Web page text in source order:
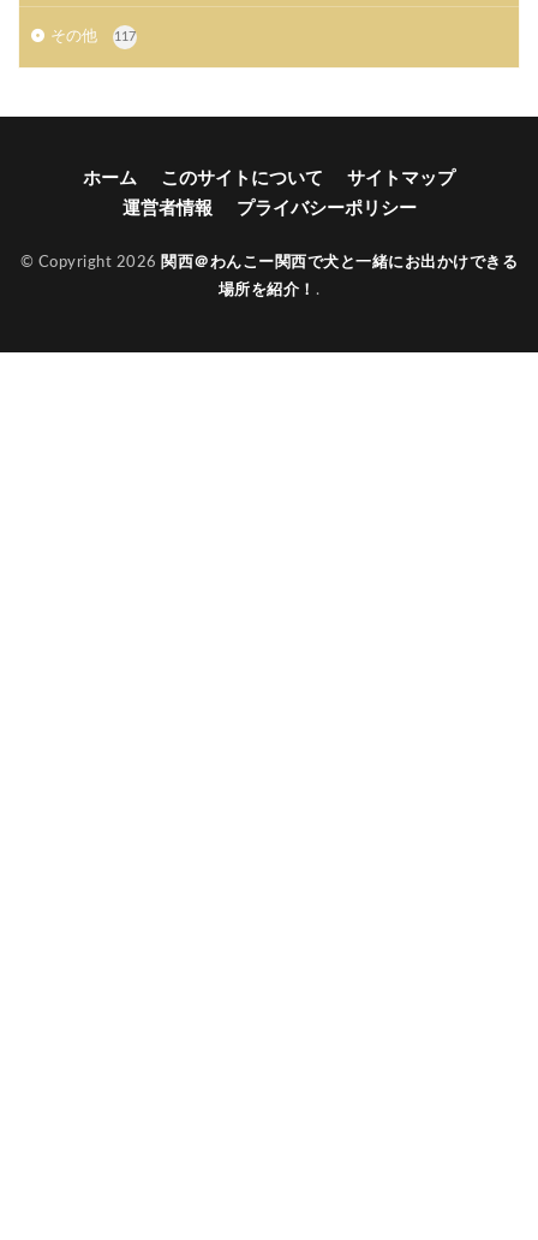
その他 117
ホーム このサイトについて
サイトマップ
運営者情報
プライバシーポリシー
© Copyright 2026 関西＠わんこー関西で犬と一緒にお出かけできる
場所を紹介！ .